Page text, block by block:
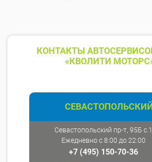
КОНТАКТЫ АВТОСЕРВИСОВ
«КВОЛИТИ
Севастопольский пр-т, 95Б с.1
Ежедневно с 8:00 до 22:00
+7 (495) 150-70-36